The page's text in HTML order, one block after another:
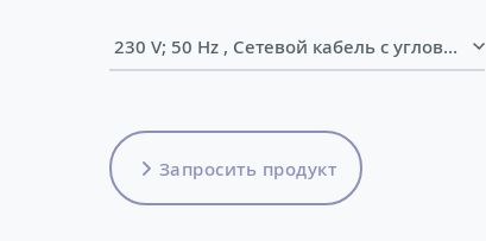
230 V; 50 Hz , Сетевой кабель с
Запросить продукт